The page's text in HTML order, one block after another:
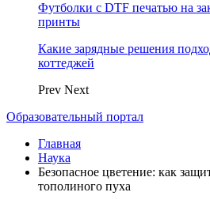
Футболки с DTF печатью на
принты
Какие зарядные решения
коттеджей
Prev Next
Образовательный портал
Главная
Наука
Безопасное цветение: как
тополиного пуха